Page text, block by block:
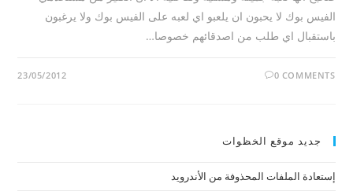
الفيس بوك لا يحبون ان يلعبو اي لعبه على الفيس بوك ولا يرغبون
باستقبال اي طلب من اصدقائهم خصوصا…
0 COMMENTS
23/05/2012
جديد موقع الخظوات
إستعادة الملفات المحذوفة من الأندرويد